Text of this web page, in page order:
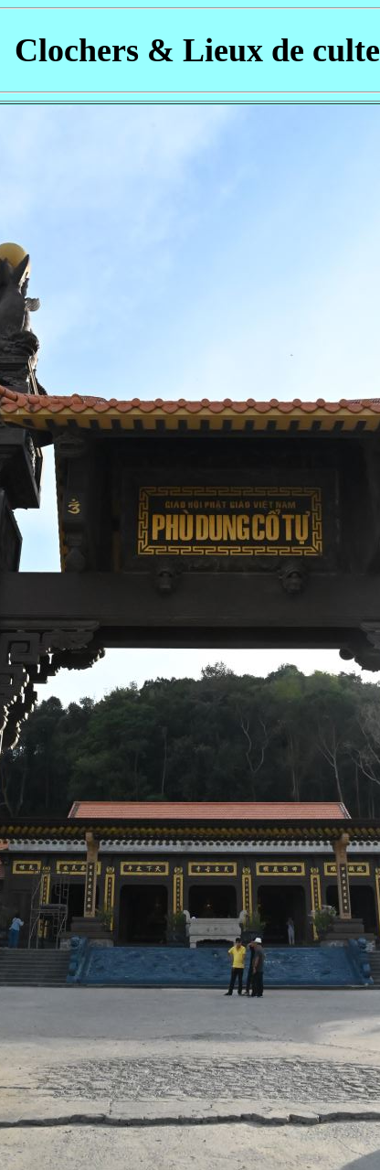
Clochers & Lieux de culte